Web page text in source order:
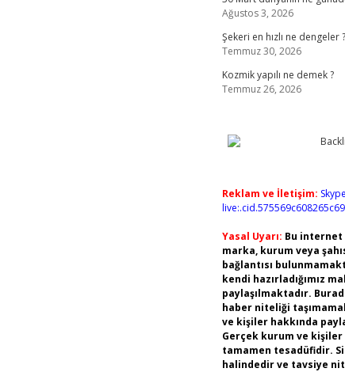
Ağustos 3, 2026
Şekeri en hızlı ne dengeler ?
Temmuz 30, 2026
Kozmik yapılı ne demek ?
Temmuz 26, 2026
Reklam ve İletişim:
live:.cid.575569c608265c69
Yasal Uyarı: Bu
marka, kurum veya
bağlantısı
kendi hazırladığımız
paylaşılmaktadır.
haber niteliği
ve kişiler hakkında
Gerçek kurum ve
tamamen tesadüfidir.
halindedir ve tavsiye